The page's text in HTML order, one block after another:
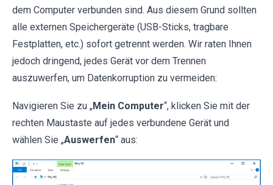
dem Computer verbunden sind. Aus diesem Grund sollten
alle externen Speichergeräte (USB-Sticks, tragbare
Festplatten, etc.) sofort getrennt werden. Wir raten Ihnen
jedoch dringend, jedes Gerät vor dem Trennen
auszuwerfen, um Datenkorruption zu vermeiden:
Navigieren Sie zu „Mein Computer“, klicken Sie mit der
rechten Maustaste auf jedes verbundene Gerät und
wählen Sie „Auswerfen“ aus: